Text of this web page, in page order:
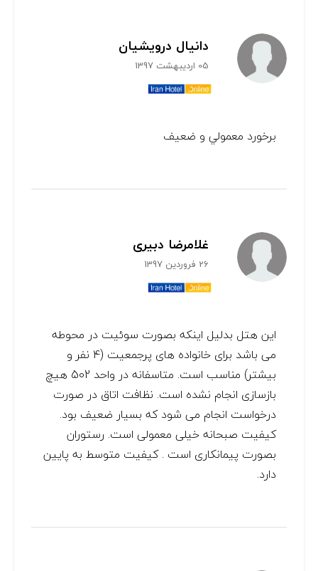
دانيال درويشيان
05 اردیبهشت 1397
برخورد معمولي و ضعيف
غلامرضا دبیری
26 فروردین 1397
این هتل بدلیل اینکه بصورت سوئیت در محوطه
می باشد برای خانواده های پرجمعیت (4 نفر و
بیشتر) مناسب است. متاسفانه در واحد 502 هیچ
بازسازی انجام نشده است. نظافت اتاق در صورت
درخواست انجام می شود که بسیار ضعیف بود.
کیفیت صبحانه خیلی معمولی است. رستوران
بصورت پیمانکاری است . کیفیت متوسط به پایین
دارد.